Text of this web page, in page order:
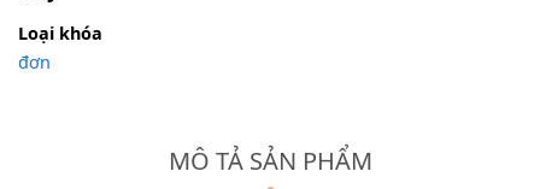
MÔ TẢ SẢN PHẨM
Loại khóa
đơn